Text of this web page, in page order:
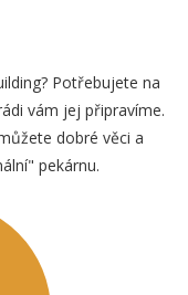
Potřebujete na
vám jej připravíme.
dobré věci a
pekárnu.